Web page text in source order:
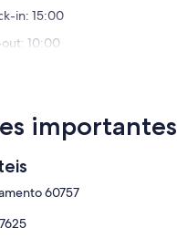
in: 15:00
10:00
importantes
60757